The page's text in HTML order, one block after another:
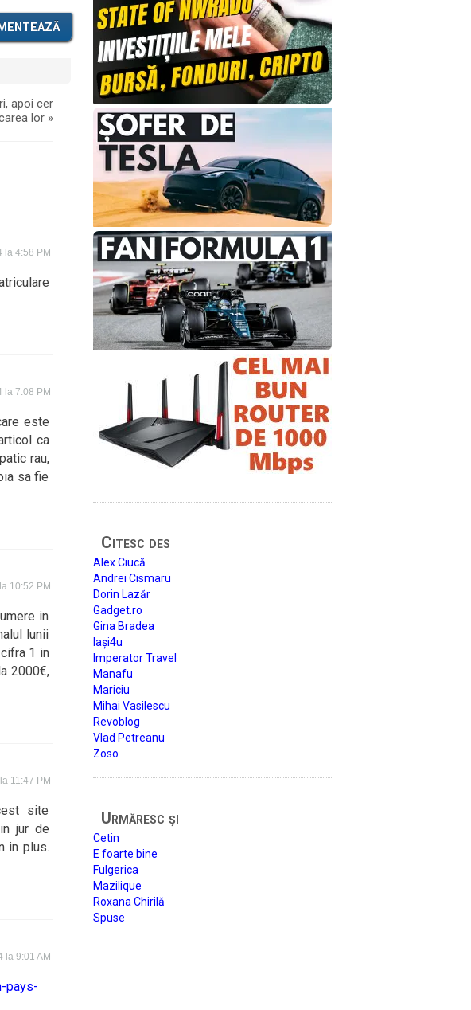
apoi cer
lor»
la 4:58 PM
la 7:08 PM
este
ca
rau,
sa fie
10:52 PM
in
lunii
1 in
2000€,
11:47 PM
site
jur de
in plus.
la 9:01 AM
pays-
Citesc des
Alex Ciucă
Andrei Cismaru
Dorin Lazăr
Gadget.ro
Gina Bradea
Iași4u
Imperator Travel
Manafu
Mariciu
Mihai Vasilescu
Revoblog
Vlad Petreanu
Zoso
Urmăresc şi
Cetin
E foarte bine
Fulgerica
Mazilique
Roxana Chirilă
Spuse